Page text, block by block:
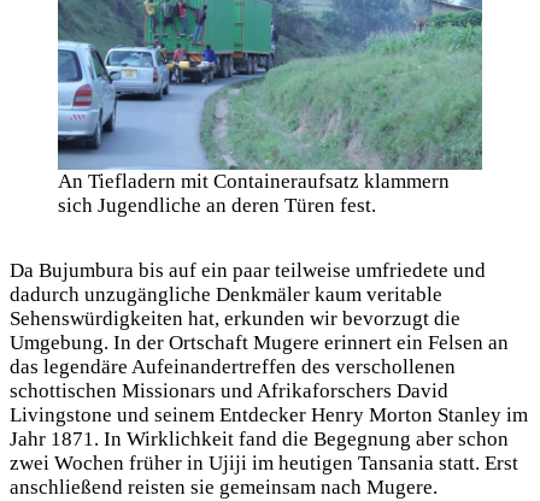
An Tiefladern mit Containeraufsatz klammern
sich Jugendliche an deren Türen fest.
Da Bujumbura bis auf ein paar teilweise umfriedete und
dadurch unzugängliche Denkmäler kaum veritable
Sehenswürdigkeiten hat, erkunden wir bevorzugt die
Umgebung. In der Ortschaft Mugere erinnert ein Felsen an
das legendäre Aufeinandertreffen des verschollenen
schottischen Missionars und Afrikaforschers David
Livingstone und seinem Entdecker Henry Morton Stanley im
Jahr 1871. In Wirklichkeit fand die Begegnung aber schon
zwei Wochen früher in Ujiji im heutigen Tansania statt. Erst
anschließend reisten sie gemeinsam nach Mugere.